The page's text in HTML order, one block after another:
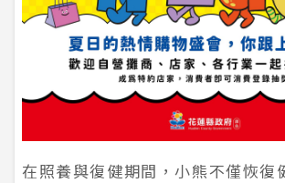
在照養與復健期間，小熊不僅恢復